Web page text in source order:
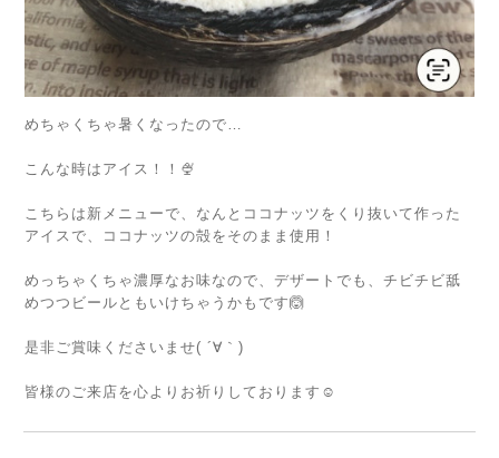
めちゃくちゃ暑くなったので…
こんな時はアイス！！🍨
こちらは新メニューで、なんとココナッツをくり抜いて作った
アイスで、ココナッツの殻をそのまま使用！
めっちゃくちゃ濃厚なお味なので、デザートでも、チビチビ舐
めつつビールともいけちゃうかもです🙆
是非ご賞味くださいませ( ´∀｀)
皆様のご来店を心よりお祈りしております☺️